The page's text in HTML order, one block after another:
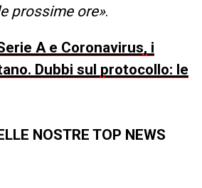
prossime ore».
A e Coronavirus, i
Dubbi sul protocollo: le
NOSTRE TOP NEWS